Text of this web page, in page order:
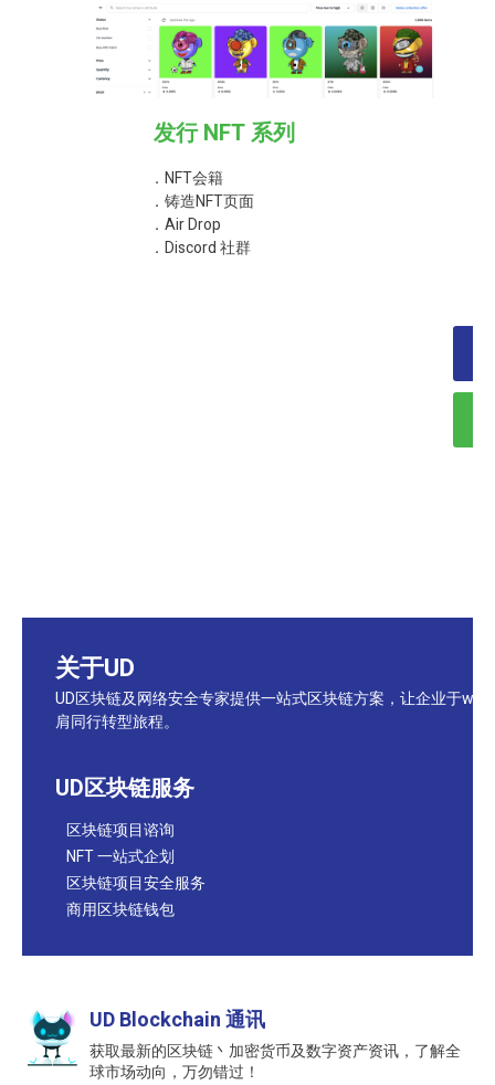
发行 NFT 系列
．NFT会籍
．铸造NFT页面
．Air Drop
．Discord 社群
关于UD
UD区块链及网络安全专家提供一站式区块链方案，让企业于
肩同行转型旅程。
UD区块链服务
区块链项目谘询
NFT 一站式企划
区块链项目安全服务
商用区块链钱包
UD Blockchain 通讯
获取最新的区块链丶加密货币及数字资产资讯，了解全
球市场动向，万勿错过！